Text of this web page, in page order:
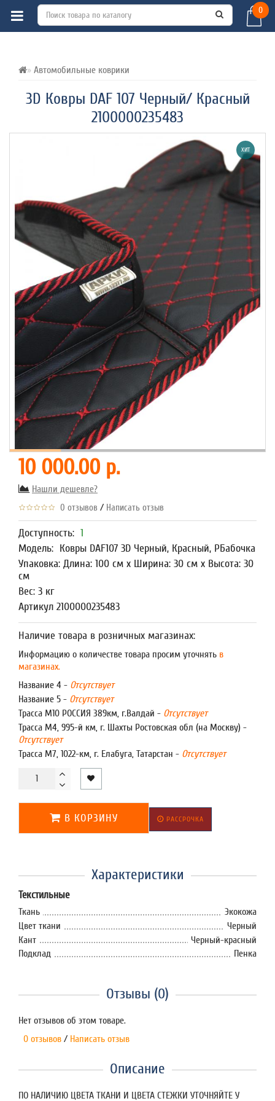
0
Автомобильные коврики
3D Ковры DAF 107 Черный/ Красный
2100000235483
ВСЕ О ТОВАРЕ ХАРАКТЕРИСТИКИ
ХИТ
10 000.00 р.
Нашли дешевле?
0 отзывов / Написать отзыв
Доступность: 1
Модель: Ковры DAF107 3D Черный, Красный, РБабочка
Упаковка: Длина: 100 см x Ширина: 30 см x Высота: 30
см
Вес: 3 кг
Артикул 2100000235483
Наличие товара в розничных магазинах:
Информацию о количестве товара просим уточнять в
магазинах.
Название 4 - Отсутствует
Название 5 - Отсутствует
Трасса М10 РОССИЯ 389км, г.Валдай - Отсутствует
Трасса М4, 995-й км, г. Шахты Ростовская обл (на Москву) -
Отсутствует
Трасса М7, 1022-км, г. Елабуга, Татарстан - Отсутствует
В КОРЗИНУ РАССРОЧКА
Характеристики
Текстильные
Ткань
Экокожа
Цвет ткани
Черный
Кант
Черный-красный
Подклад
Пенка
Отзывы (0)
Нет отзывов об этом товаре.
0 отзывов / Написать отзыв
Описание
ПО НАЛИЧИЮ ЦВЕТА ТКАНИ И ЦВЕТА СТЕЖКИ УТОЧНЯЙТЕ У